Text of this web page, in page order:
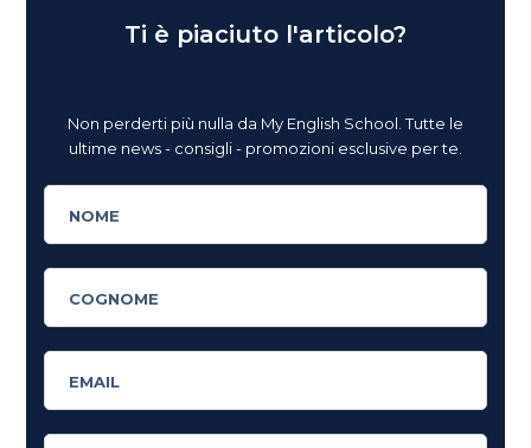
Ti è piaciuto l'articolo?
Non perderti più nulla da My English School. Tutte le
ultime news - consigli - promozioni esclusive per te.